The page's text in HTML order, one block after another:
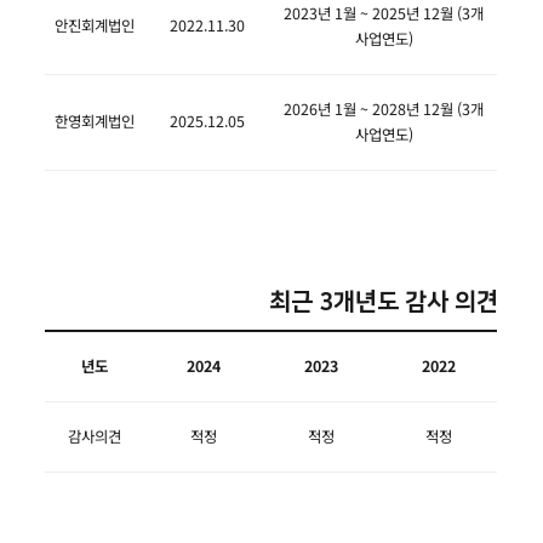
안진회계법인 2022.11.30
2023년 1월 ~ 2025년 12월 (3개
사업연도)
한영회계법인 2025.12.05
2026년 1월 ~ 2028년 12월 (3개
사업연도)
최근 3개년도 감사 의견
년도 2024 2023 2022
감사의견 적정 적정 적정